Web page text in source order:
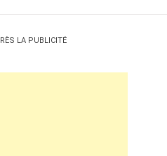
LA PUBLICITÉ